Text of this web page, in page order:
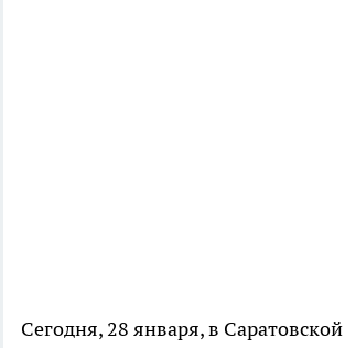
Сегодня, 28 января, в